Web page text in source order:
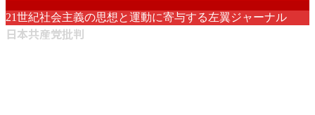
21世紀社会主義の思想と運動に寄与する左翼ジャーナル
日本共産党批判